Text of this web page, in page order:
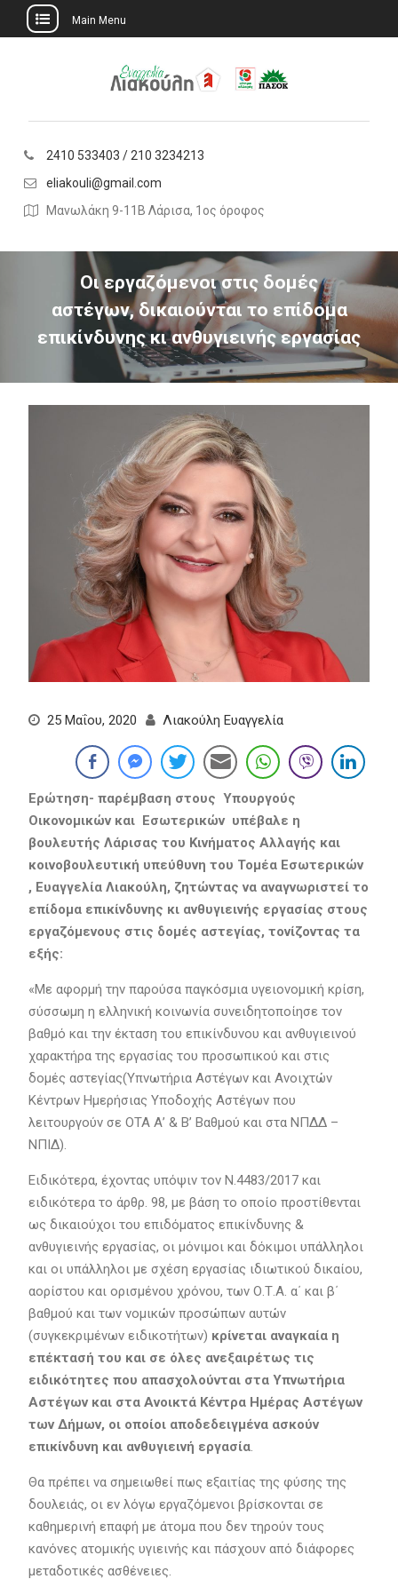
Main Menu
2410 533403 / 210 3234213
eliakouli@gmail.com
Μανωλάκη 9-11Β Λάρισα, 1ος όροφος
Οι εργαζόμενοι στις δομές
αστέγων, δικαιούνται το επίδομα
επικίνδυνης κι ανθυγιεινής εργασίας
25 Μαΐου, 2020 Λιακούλη Ευαγγελία
Ερώτηση- παρέμβαση στους Υπουργούς
Οικονομικών και Εσωτερικών υπέβαλε η
βουλευτής Λάρισας του Κινήματος Αλλαγής και
κοινοβουλευτική υπεύθυνη του Τομέα Εσωτερικών
, Ευαγγελία Λιακούλη, ζητώντας να αναγνωριστεί το
επίδομα επικίνδυνης κι ανθυγιεινής εργασίας στους
εργαζόμενους στις δομές αστεγίας, τονίζοντας τα
εξής:
«Με αφορμή την παρούσα παγκόσμια υγειονομική κρίση,
σύσσωμη η ελληνική κοινωνία συνειδητοποίησε τον
βαθμό και την έκταση του επικίνδυνου και ανθυγιεινού
χαρακτήρα της εργασίας του προσωπικού και στις
δομές αστεγίας(Υπνωτήρια Αστέγων και Ανοιχτών
Κέντρων Ημερήσιας Υποδοχής Αστέγων που
λειτουργούν σε ΟΤΑ Α’ & Β’ Βαθμού και στα ΝΠΔΔ –
ΝΠΙΔ).
Ειδικότερα, έχοντας υπόψιν τον Ν.4483/2017 και
ειδικότερα το άρθρ. 98, με βάση το οποίο προστίθενται
ως δικαιούχοι του επιδόματος επικίνδυνης &
ανθυγιεινής εργασίας, οι μόνιμοι και δόκιμοι υπάλληλοι
και οι υπάλληλοι με σχέση εργασίας ιδιωτικού δικαίου,
αορίστου και ορισμένου χρόνου, των Ο.Τ.Α. α΄ και β΄
βαθμού και των νομικών προσώπων αυτών
(συγκεκριμένων ειδικοτήτων) κρίνεται αναγκαία η
επέκτασή του και σε όλες ανεξαιρέτως τις
ειδικότητες που απασχολούνται στα Υπνωτήρια
Αστέγων και στα Ανοικτά Κέντρα Ημέρας Αστέγων
των Δήμων, οι οποίοι αποδεδειγμένα ασκούν
επικίνδυνη και ανθυγιεινή εργασία.
Θα πρέπει να σημειωθεί πως εξαιτίας της φύσης της
δουλειάς, οι εν λόγω εργαζόμενοι βρίσκονται σε
καθημερινή επαφή με άτομα που δεν τηρούν τους
κανόνες ατομικής υγιεινής και πάσχουν από διάφορες
μεταδοτικές ασθένειες.